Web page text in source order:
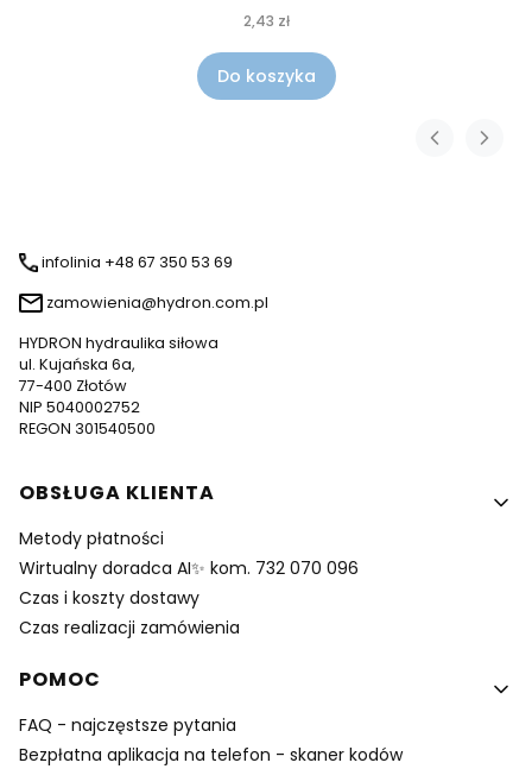
2,43 zł
Do koszyka
infolinia +48 67 350 53 69
zamowienia@hydron.com.pl
HYDRON hydraulika siłowa
ul. Kujańska 6a,
77-400 Złotów
NIP 5040002752
REGON 301540500
Linki w stopce
OBSŁUGA KLIENTA
Metody płatności
Wirtualny doradca AI✨ kom. 732 070 096
Czas i koszty dostawy
Czas realizacji zamówienia
POMOC
FAQ - najczęstsze pytania
Bezpłatna aplikacja na telefon - skaner kodów